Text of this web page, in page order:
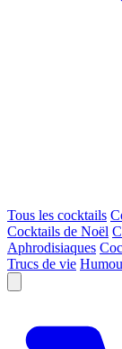
Tous les cocktails
Cocktails de Noël
Aphrodisiaques
Trucs de vie